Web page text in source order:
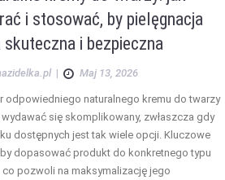
i stosować, by pielęgnacja
skuteczna i bezpieczna
| Maj 13, 2026
odpowiedniego naturalnego kremu do twarzy
się skomplikowany, zwłaszcza gdy
dostępnych jest tak wiele opcji. Kluczowe
dopasować produkt do konkretnego typu
co pozwoli na maksymalizację jego